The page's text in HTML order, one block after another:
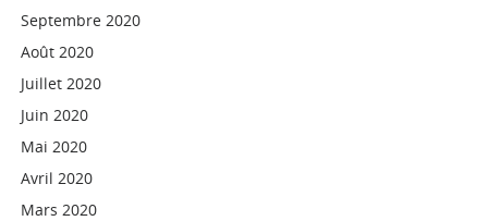
Septembre 2020
Août 2020
Juillet 2020
Juin 2020
Mai 2020
Avril 2020
Mars 2020